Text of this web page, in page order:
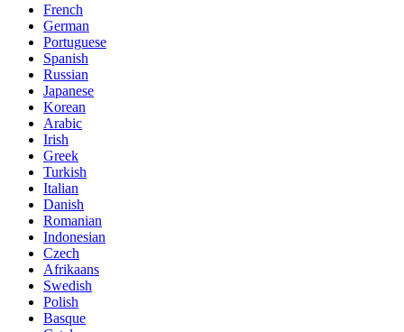
French
German
Portuguese
Spanish
Russian
Japanese
Korean
Arabic
Irish
Greek
Turkish
Italian
Danish
Romanian
Indonesian
Czech
Afrikaans
Swedish
Polish
Basque